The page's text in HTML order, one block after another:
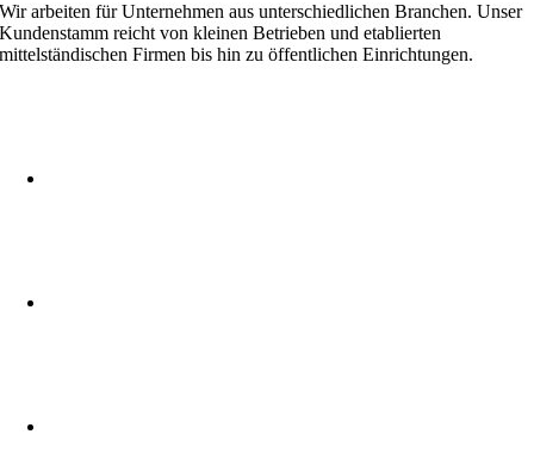
Wir arbeiten für Unternehmen aus unterschiedlichen Branchen. Unser
Kundenstamm reicht von kleinen Betrieben und etablierten
mittelständischen Firmen bis hin zu öffentlichen Einrichtungen.